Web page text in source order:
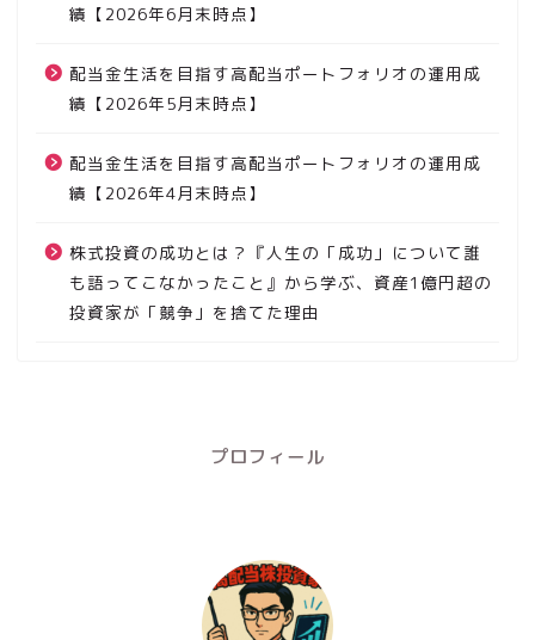
績【2026年6月末時点】
配当金生活を目指す高配当ポートフォリオの運用成
績【2026年5月末時点】
配当金生活を目指す高配当ポートフォリオの運用成
績【2026年4月末時点】
株式投資の成功とは？『人生の「成功」について誰
も語ってこなかったこと』から学ぶ、資産1億円超の
投資家が「競争」を捨てた理由
プロフィール